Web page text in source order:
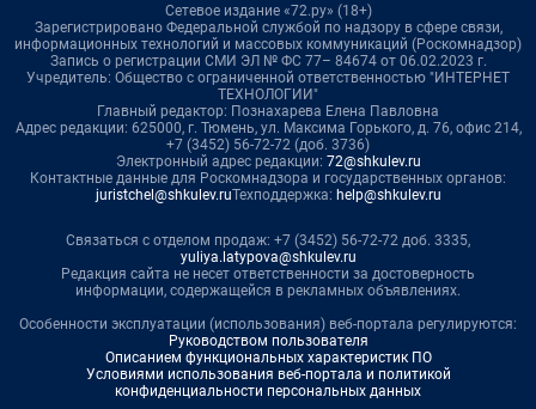
Сетевое издание «72.ру» (18+)
Зарегистрировано Федеральной службой по надзору в сфере связи,
информационных технологий и массовых коммуникаций (Роскомнадзор)
Запись о регистрации СМИ ЭЛ № ФС 77– 84674 от 06.02.2023 г.
Учредитель: Общество с ограниченной ответственностью "ИНТЕРНЕТ
ТЕХНОЛОГИИ"
Главный редактор: Познахарева Елена Павловна
Адрес редакции: 625000, г. Тюмень, ул. Максима Горького, д. 76, офис 214,
+7 (3452) 56-72-72 (доб. 3736)
Электронный адрес редакции: 72@shkulev.ru
Контактные данные для Роскомнадзора и государственных органов:
juristchel@shkulev.ruТехподдержка: help@shkulev.ru
Связаться с отделом продаж: +7 (3452) 56-72-72 доб. 3335,
yuliya.latypova@shkulev.ru
Редакция сайта не несет ответственности за достоверность
информации, содержащейся в рекламных объявлениях.
Особенности эксплуатации (использования) веб-портала регулируются:
Руководством пользователя
Описанием функциональных характеристик ПО
Условиями использования веб-портала и политикой
конфиденциальности персональных данных